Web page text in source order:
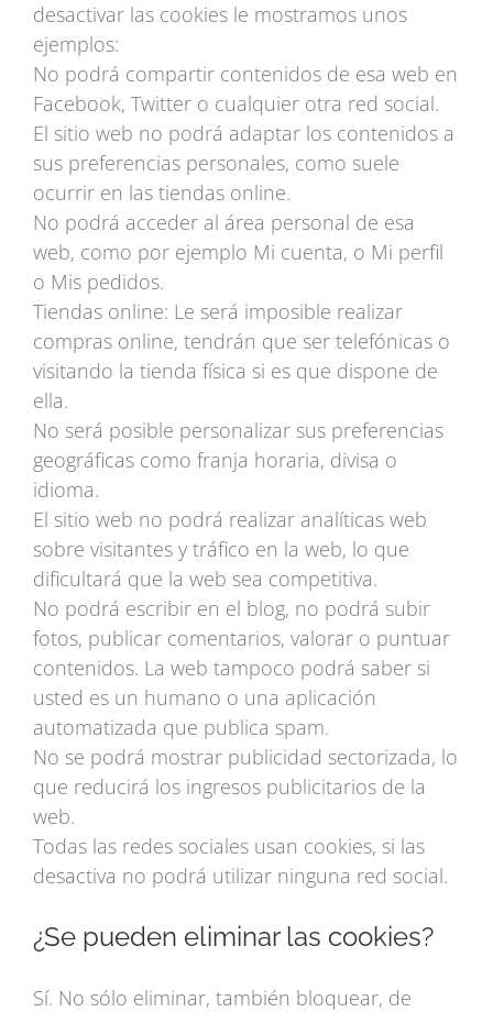
desactivar las cookies le mostramos unos
ejemplos:
No podrá compartir contenidos de esa web en
Facebook, Twitter o cualquier otra red social.
El sitio web no podrá adaptar los contenidos a
sus preferencias personales, como suele
ocurrir en las tiendas online.
No podrá acceder al área personal de esa
web, como por ejemplo Mi cuenta, o Mi perfil
o Mis pedidos.
Tiendas online: Le será imposible realizar
compras online, tendrán que ser telefónicas o
visitando la tienda física si es que dispone de
ella.
No será posible personalizar sus preferencias
geográficas como franja horaria, divisa o
idioma.
El sitio web no podrá realizar analíticas web
sobre visitantes y tráfico en la web, lo que
dificultará que la web sea competitiva.
No podrá escribir en el blog, no podrá subir
fotos, publicar comentarios, valorar o puntuar
contenidos. La web tampoco podrá saber si
usted es un humano o una aplicación
automatizada que publica spam.
No se podrá mostrar publicidad sectorizada, lo
que reducirá los ingresos publicitarios de la
web.
Todas las redes sociales usan cookies, si las
desactiva no podrá utilizar ninguna red social.
¿Se pueden eliminar las cookies?
Sí. No sólo eliminar, también bloquear, de